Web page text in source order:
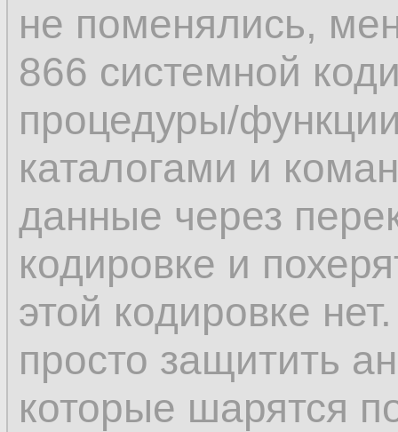
не поменялись,
866 системной
процедуры/
каталогами и
данные через
кодировке и
этой кодировке
просто защитить
которые шарятся